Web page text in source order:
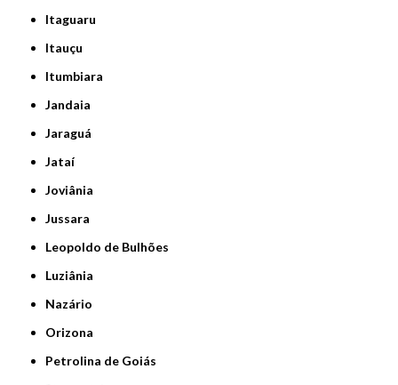
Itaguaru
Itauçu
Itumbiara
Jandaia
Jaraguá
Jataí
Joviânia
Jussara
Leopoldo de Bulhões
Luziânia
Nazário
Orizona
Petrolina de Goiás